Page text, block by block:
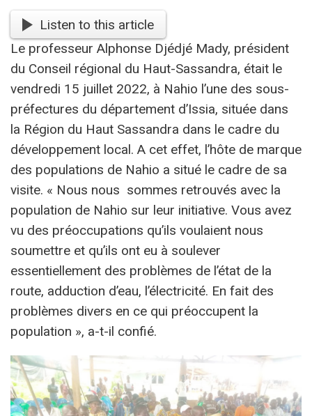
Listen to this article
Le professeur Alphonse Djédjé Mady, président
du Conseil régional du Haut-Sassandra, était le
vendredi 15 juillet 2022, à Nahio l’une des sous-
préfectures du département d’Issia, située dans
la Région du Haut Sassandra dans le cadre du
développement local. A cet effet, l’hôte de marque
des populations de Nahio a situé le cadre de sa
visite. « Nous nous sommes retrouvés avec la
population de Nahio sur leur initiative. Vous avez
vu des préoccupations qu’ils voulaient nous
soumettre et qu’ils ont eu à soulever
essentiellement des problèmes de l’état de la
route, adduction d’eau, l’électricité. En fait des
problèmes divers en ce qui préoccupent la
population », a-t-il confié.